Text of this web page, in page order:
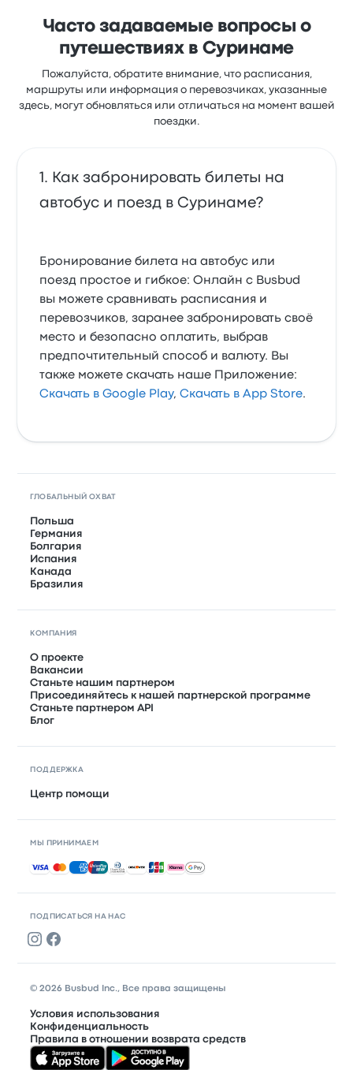
Часто задаваемые вопросы о
путешествиях в Суринаме
Пожалуйста, обратите внимание, что расписания,
маршруты или информация о перевозчиках, указанные
здесь, могут обновляться или отличаться на момент вашей
поездки.
Как забронировать билеты на
автобус и поезд в Суринаме?
Бронирование билета на автобус или
поезд простое и гибкое: Онлайн с Busbud
вы можете сравнивать расписания и
перевозчиков, заранее забронировать своё
место и безопасно оплатить, выбрав
предпочтительный способ и валюту. Вы
также можете скачать наше Приложение:
Скачать в Google Play,Скачать в App Store.
ПОДПИСАТЬСЯ НА НАС
ГЛОБАЛЬНЫЙ ОХВАТ
Польша
Германия
Болгария
Испания
Канада
Бразилия
КОМПАНИЯ
О проекте
Вакансии
Станьте нашим партнером
Присоединяйтесь к нашей партнерской программе
Станьте партнером API
Блог
ПОДДЕРЖКА
Центр помощи
МЫ ПРИНИМАЕМ
Принимаемые способы оплаты
© 2026 Busbud Inc., Все права защищены
Условия использования
Конфиденциальность
Правила в отношении возврата средств